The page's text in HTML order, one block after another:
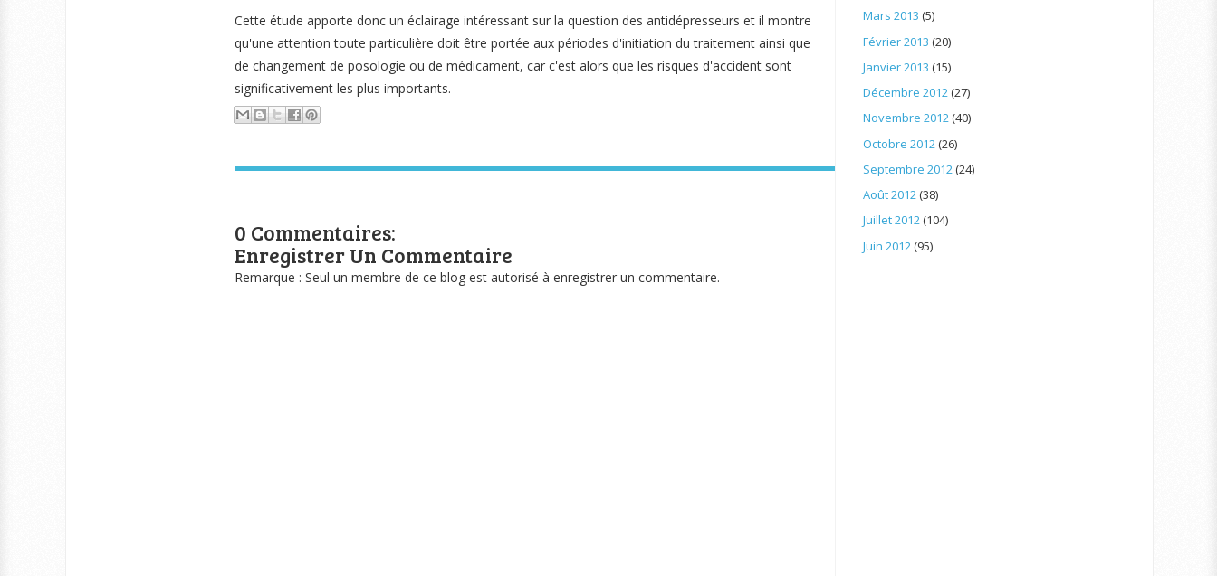
Cette étude apporte donc un éclairage intéressant sur la question des antidépresseurs et il montre
qu'une attention toute particulière doit être portée aux périodes d'initiation du traitement ainsi que
de changement de posologie ou de médicament, car c'est alors que les risques d'accident sont
significativement les plus importants.
0 Commentaires:
Enregistrer Un Commentaire
Remarque : Seul un membre de ce blog est autorisé à enregistrer un commentaire.
Mars 2013 (5)
Février 2013 (20)
Janvier 2013 (15)
Décembre 2012(27)
Novembre 2012(40)
Octobre 2012(26)
Septembre 2012(24)
Août 2012(38)
Juillet 2012(104)
Juin 2012(95)